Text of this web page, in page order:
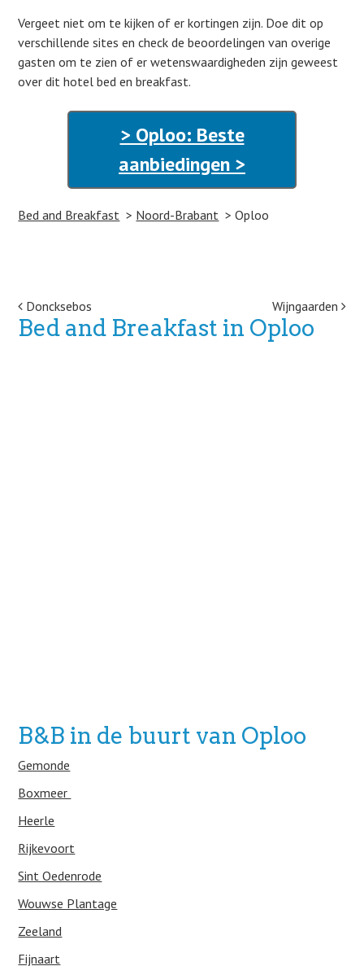
Vergeet niet om te kijken of er kortingen zijn. Doe dit op
verschillende sites en check de beoordelingen van overige
gasten om te zien of er wetenswaardigheden zijn geweest
over dit hotel bed en breakfast.
> Oploo: Beste
aanbiedingen >
Bed and Breakfast Noord-Brabant Oploo
Post navigation
Doncksebos Wijngaarden
Bed and Breakfast in Oploo
B&B in de buurt van Oploo
Gemonde
Boxmeer
Heerle
Rijkevoort
Sint Oedenrode
Wouwse Plantage
Zeeland
Fijnaart